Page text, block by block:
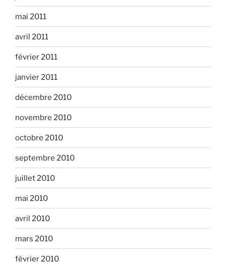
mai 2011
avril 2011
février 2011
janvier 2011
décembre 2010
novembre 2010
octobre 2010
septembre 2010
juillet 2010
mai 2010
avril 2010
mars 2010
février 2010